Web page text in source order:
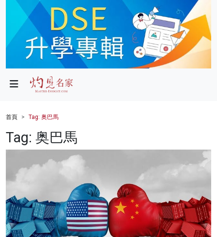
政局
財經
健康
商業
影片
名家榜
首頁 Tag: 奥巴馬
Tag: 奥巴馬